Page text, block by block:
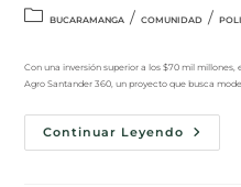
BUCARAMANGA / COMUNIDAD /
Con una inversión superior a los $70 mil
Agro Santander 360, un proyecto que busca
Continuar Leyendo